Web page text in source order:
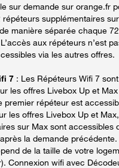
sur demande sur orange.fr
répéteurs supplémentaires
manière séparée chaque
aux répéteurs n’est
via les autres offres.
7 : Les Répéteurs Wifi 7
les offres Livebox Up et
premier répéteur est
les offres Livebox Up et
sur Max sont accessibles
la demande
de la taille de votre
Connexion wifi avec